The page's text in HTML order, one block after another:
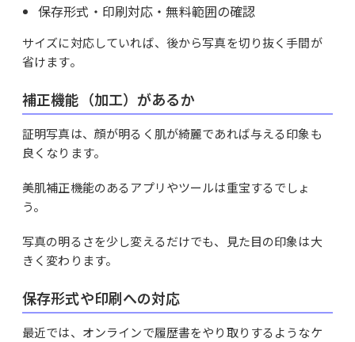
保存形式・印刷対応・無料範囲の確認
サイズに対応していれば、後から写真を切り抜く手間が
省けます。
補正機能（加工）があるか
証明写真は、顔が明るく肌が綺麗であれば与える印象も
良くなります。
美肌補正機能のあるアプリやツールは重宝するでしょ
う。
写真の明るさを少し変えるだけでも、見た目の印象は大
きく変わります。
保存形式や印刷への対応
最近では、オンラインで履歴書をやり取りするようなケ